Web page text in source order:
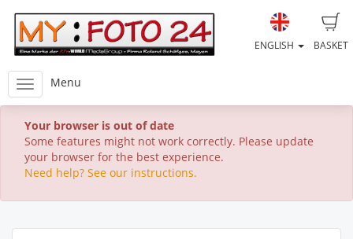
BASKET
ENGLISH
Menu
Your browser is out of date
Some features might not work correctly. Please update
your browser for the best experience.
Need help? See our instructions.